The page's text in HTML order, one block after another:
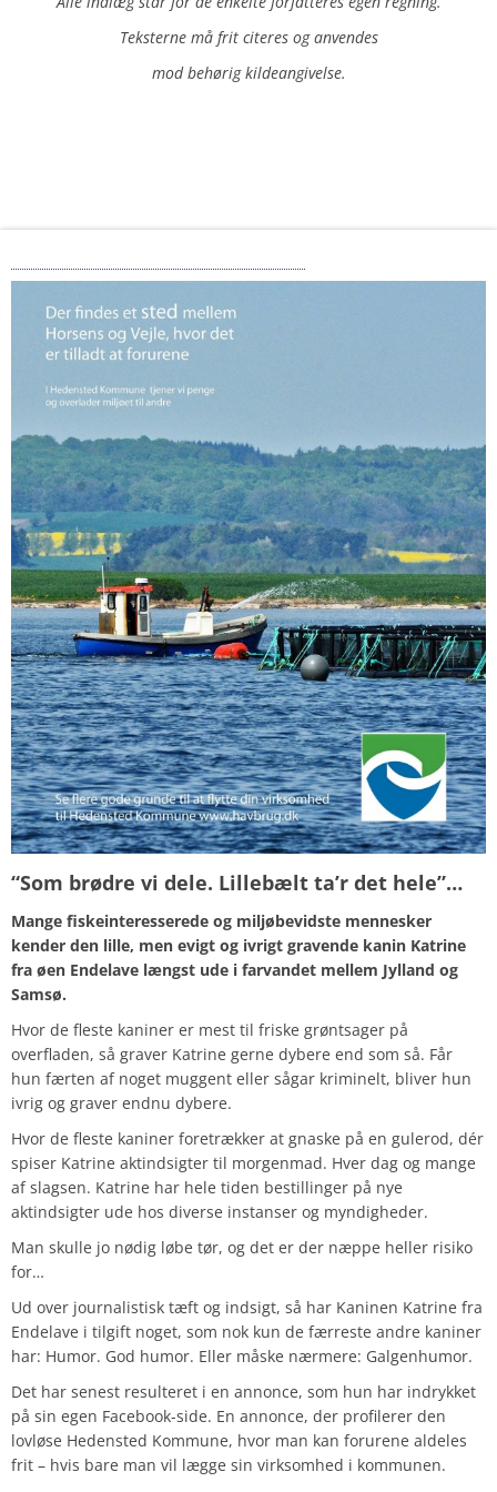
Teksterne må frit citeres og anvendes
mod behørig kildeangivelse.
“Som brødre vi dele. Lillebælt ta’r det hele”…
Mange fiskeinteresserede og miljøbevidste mennesker
kender den lille, men evigt og ivrigt gravende kanin Katrine
fra øen Endelave længst ude i farvandet mellem Jylland og
Samsø.
Hvor de fleste kaniner er mest til friske grøntsager på
overfladen, så graver Katrine gerne dybere end som så. Får
hun færten af noget muggent eller sågar kriminelt, bliver hun
ivrig og graver endnu dybere.
Hvor de fleste kaniner foretrækker at gnaske på en gulerod, dér
spiser Katrine aktindsigter til morgenmad. Hver dag og mange
af slagsen. Katrine har hele tiden bestillinger på nye
aktindsigter ude hos diverse instanser og myndigheder.
Man skulle jo nødig løbe tør, og det er der næppe heller risiko
for…
Ud over journalistisk tæft og indsigt, så har Kaninen Katrine fra
Endelave i tilgift noget, som nok kun de færreste andre kaniner
har: Humor. God humor. Eller måske nærmere: Galgenhumor.
Det har senest resulteret i en annonce, som hun har indrykket
på sin egen Facebook-side. En annonce, der profilerer den
lovløse Hedensted Kommune, hvor man kan forurene aldeles
frit – hvis bare man vil lægge sin virksomhed i kommunen.